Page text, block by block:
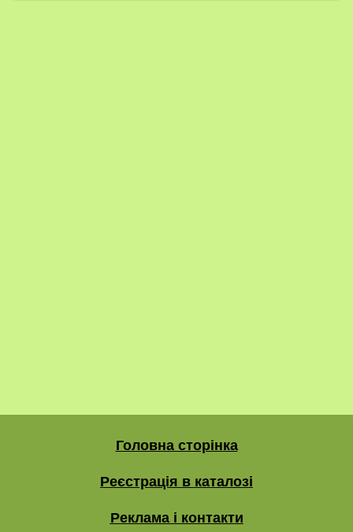
Головна сторінка
Реєстрація в каталозі
Реклама і контакти